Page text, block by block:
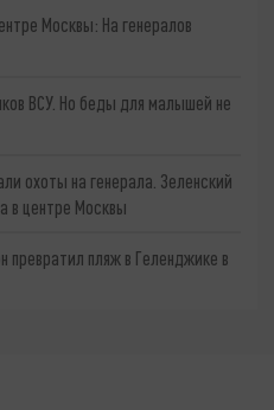
Москвы: На генералов
ВСУ. Но беды для малышей не
охоты на генерала. Зеленский
в центре Москвы
превратил пляж в Геленджике в